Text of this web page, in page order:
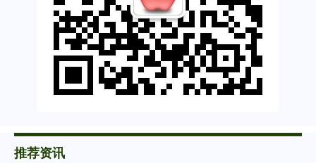
推荐资讯